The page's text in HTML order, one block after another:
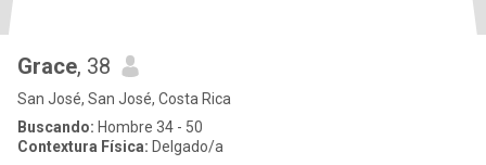
Grace, 38
San José, San José, Costa Rica
Buscando: Hombre 34 - 50
Contextura Física: Delgado/a